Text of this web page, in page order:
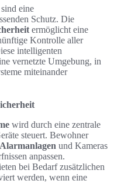
eine
Schutz. Die
ermöglicht eine
Kontrolle aller
intelligenten
vernetzte Umgebung, in
miteinander
wird durch eine zentrale
steuert. Bewohner
Alarmanlagen und Kameras
anpassen.
bei Bedarf zusätzlichen
werden, wenn eine